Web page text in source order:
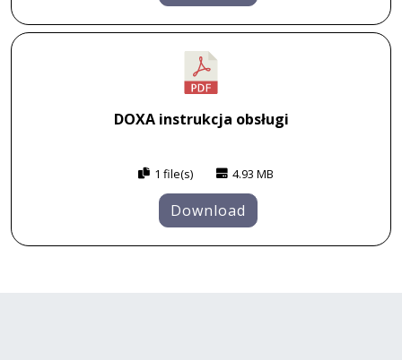
DOXA instrukcja obsługi
1 file(s) 4.93 MB
Download